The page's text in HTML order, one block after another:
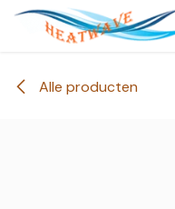
Overslaan naar inhoud
Alle producten